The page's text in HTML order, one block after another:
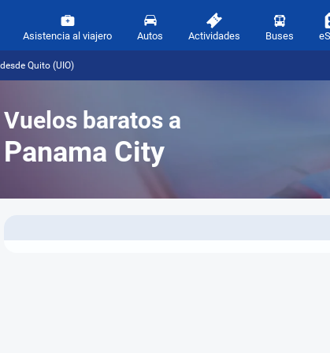
Asistencia al viajero Autos Actividades Buses
Quito (UIO)
Vuelos baratos a
Panama City